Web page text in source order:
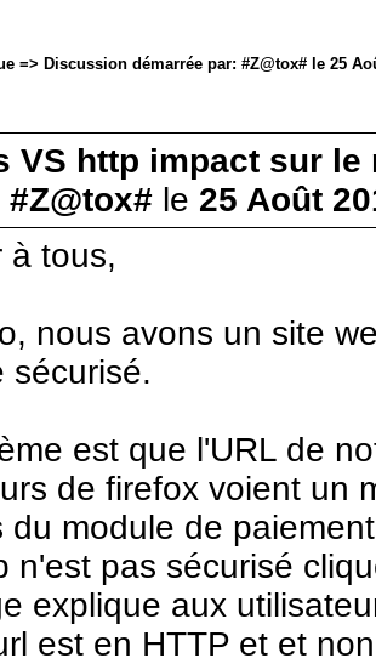
=> Discussion démarrée par: #Z@tox# le 25
VS http impact sur le
#Z@tox# le 25 Août
à tous,
nous avons un site
sécurisé.
est que l'URL de
de firefox voient un
du module de
n'est pas sécurisé
explique aux
est en HTTP et et